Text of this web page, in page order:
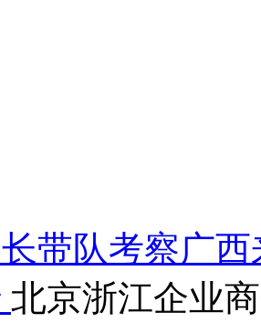
带队考察广
北京浙江企业